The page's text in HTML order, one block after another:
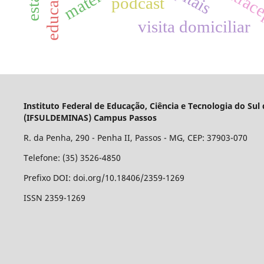
visita domiciliar
Instituto Federal de Educação, Ciência e Tecnologia do Sul
(IFSULDEMINAS) Campus Passos
R. da Penha, 290 - Penha II, Passos - MG, CEP: 37903-070
Telefone: (35) 3526-4850
Prefixo DOI: doi.org/10.18406/2359-1269
ISSN 2359-1269